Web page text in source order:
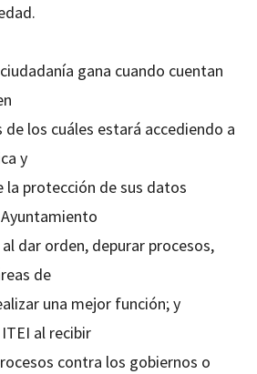
gana cuando cuentan
los cuáles estará accediendo a
y
la protección de sus datos
dar orden, depurar procesos,
de
una mejor función; y
al recibir
contra los gobiernos o